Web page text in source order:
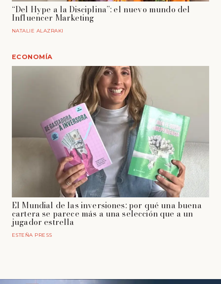
“Del Hype a la Disciplina”: el nuevo mundo del
Influencer Marketing
NATALIE ALAZRAKI
ECONOMÍA
El Mundial de las inversiones: por qué una buena
cartera se parece más a una selección que a un
jugador estrella
ESTEÑA PRESS